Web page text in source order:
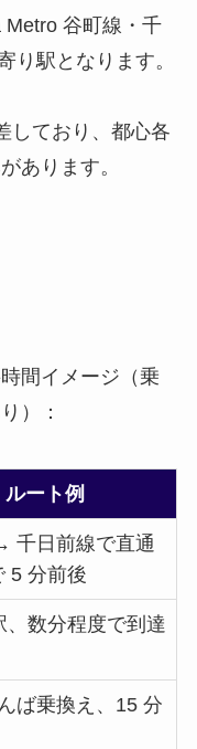
Metro 谷町線・千
り駅となります。
しており、都心各
あります。
間イメージ（乗
）：
ート例
千日前線で直通
5 分前後
数分程度で到達
ば乗換え、15 分